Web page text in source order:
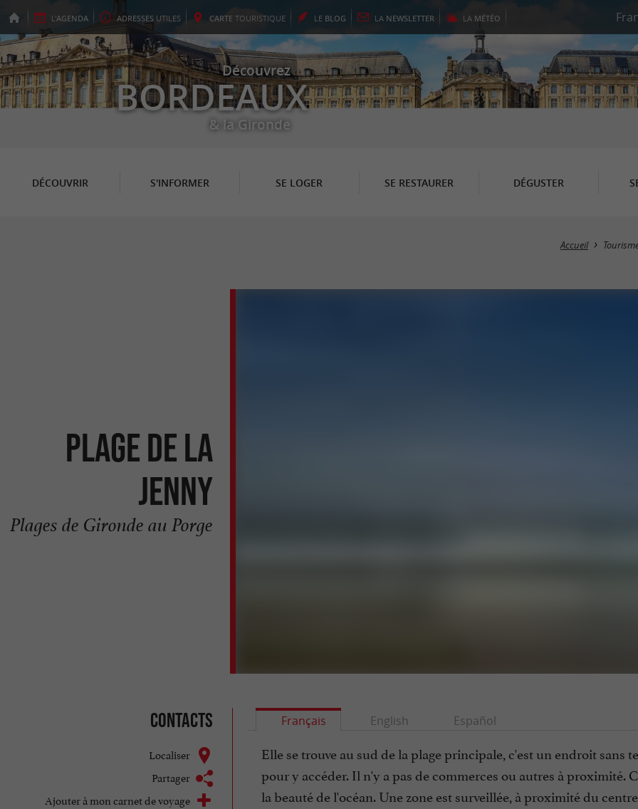
L'AGENDA ADRESSES UTILES CARTE TOURISTIQUE LE BLOG LA NEWSLETTER LA MÉTÉO
Découvrez
BORDEAUX
& la Gironde
DÉCOUVRIR S'INFORMER SE LOGER SE RESTAURER DÉGUSTER
Accueil
Plage de la
Jenny
Plages de Gironde au Porge
Contacts
Localiser
Partager
Ajouter à mon carnet de voyage
Français
Elle se trouve au sud de la plage principale, c'est un endroit sans
pour y accéder. Il n'y a pas de commerces ou autres à
la beauté de l'océan. Une zone est surveillée, à proximité du
English Español